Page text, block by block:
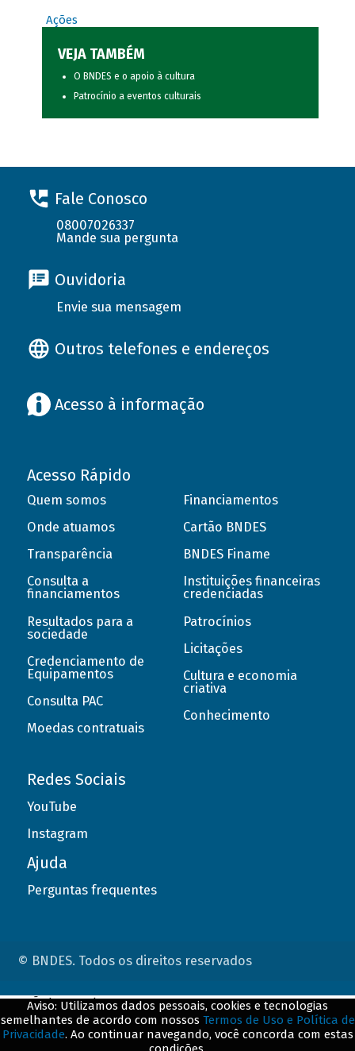
Ações
VEJA TAMBÉM
O BNDES e o apoio à cultura
Patrocínio a eventos culturais
Fale Conosco
08007026337
Mande sua pergunta
Ouvidoria
Envie sua mensagem
Outros telefones e endereços
Acesso à informação
Acesso Rápido
Quem somos
Onde atuamos
Transparência
Consulta a
financiamentos
Resultados para a
sociedade
Credenciamento de
Equipamentos
Consulta PAC
Moedas contratuais
Financiamentos
Cartão BNDES
BNDES Finame
Instituições financeiras
credenciadas
Patrocínios
Licitações
Cultura e economia
criativa
Conhecimento
Redes Sociais
YouTube
Instagram
Ajuda
Perguntas frequentes
© BNDES. Todos os direitos reservados
Aviso: Utilizamos dados pessoais, cookies e tecnologias
semelhantes de acordo com nossos Termos de Uso e Política de
Privacidade. Ao continuar navegando, você concorda com estas
ConteÃºdo complementar
${title}${badge}